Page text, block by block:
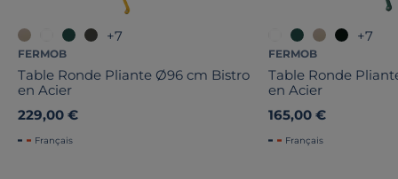
+7
FERMOB
Table Ronde Pliante Ø96 cm Bistro
en Acier
229,00 €
Français
+7
FERMOB
Table Ronde
en Acier
165,00 €
Français